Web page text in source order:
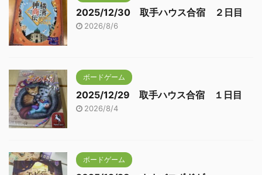
2025/12/30 取手ハウス合宿 ２日目
2026/8/6
ボードゲーム
2025/12/29 取手ハウス合宿 １日目
2026/8/4
ボードゲーム